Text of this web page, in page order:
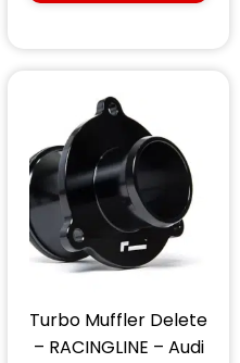
Turbo Muffler Delete
– RACINGLINE – Audi